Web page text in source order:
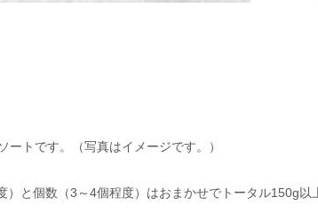
ートです。（写真はイメージです。）
）と個数（3～4個程度）はおまかせでトータル150g以